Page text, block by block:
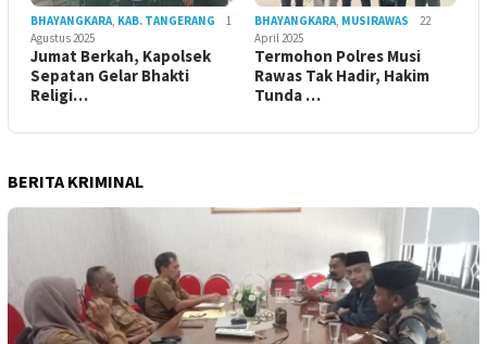
BHAYANGKARA, KAB. TANGERANG
1
Agustus 2025
Jumat Berkah, Kapolsek
Sepatan Gelar Bhakti
Religi…
BHAYANGKARA, MUSIRAWAS
22
April 2025
Termohon Polres Musi
Rawas Tak Hadir, Hakim
Tunda …
BERITA KRIMINAL